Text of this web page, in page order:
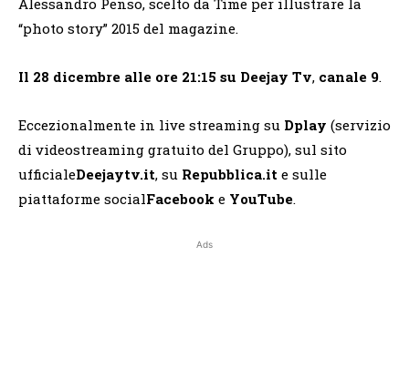
“photo story” 2015 del magazine.
Il 28 dicembre alle ore 21:15 su Deejay Tv, canale 9.
Eccezionalmente in live streaming su Dplay (servizio
di videostreaming gratuito del Gruppo), sul sito
ufficialeDeejaytv.it, su Repubblica.it e sulle
piattaforme socialFacebook e YouTube.
Ads